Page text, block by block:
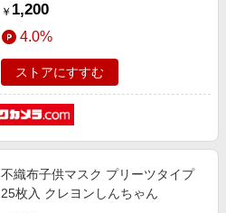
￥ 1,200
4.0%
ストアにすすむ
不織布子供マスク プリーツタイプ
25枚入 クレヨンしんちゃん